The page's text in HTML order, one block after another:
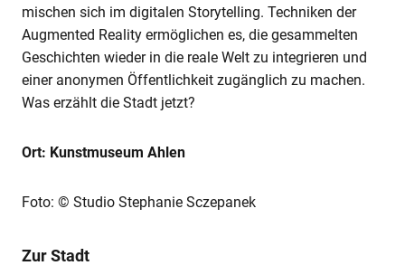
mischen sich im digitalen Storytelling. Techniken der
Augmented Reality ermöglichen es, die gesammelten
Geschichten wieder in die reale Welt zu integrieren und
einer anonymen Öffentlichkeit zugänglich zu machen.
Was erzählt die Stadt jetzt?
Ort: Kunstmuseum Ahlen
Foto: © Studio Stephanie Sczepanek
Zur Stadt